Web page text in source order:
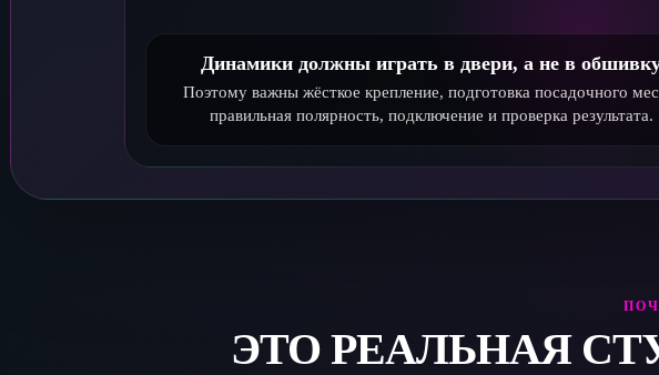
Динамики должны играть в двери, а не в
Поэтому важны жёсткое крепление, подготовка посадочного
правильная полярность, подключение и проверка результата.
ЭТО РЕАЛЬНАЯ